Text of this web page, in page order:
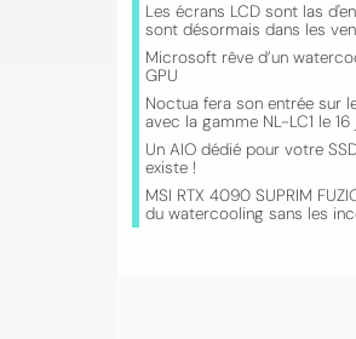
Les écrans LCD sont las
sont désormais dans les
Microsoft rêve d’un
GPU
Noctua fera son entrée sur
avec la gamme NL-LC1 le 16
Un AIO dédié pour votre
existe !
MSI RTX 4090 SUPRIM
du watercooling sans les